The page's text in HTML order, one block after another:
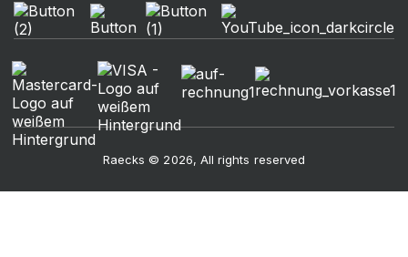
Raecks © 2026, All rights reserved